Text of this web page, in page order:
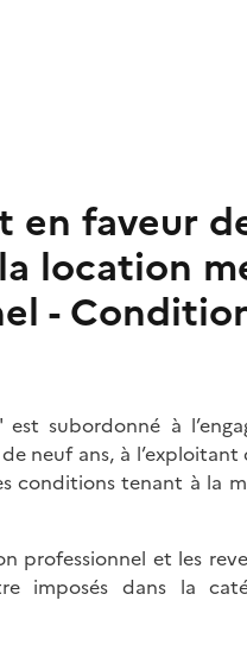
en faveur
location
-
subordonné à
neuf ans, à l’exploitant
conditions tenant à la
professionnel et les
imposés dans la